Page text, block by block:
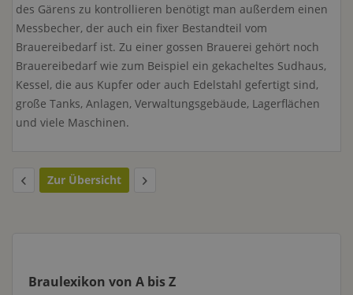
des Gärens zu kontrollieren benötigt man außerdem einen
Messbecher, der auch ein fixer Bestandteil vom
Brauereibedarf ist. Zu einer gossen Brauerei gehört noch
Brauereibedarf wie zum Beispiel ein gekacheltes Sudhaus,
Kessel, die aus Kupfer oder auch Edelstahl gefertigt sind,
große Tanks, Anlagen, Verwaltungsgebäude, Lagerflächen
und viele Maschinen.
Zur Übersicht
Braulexikon von A bis Z